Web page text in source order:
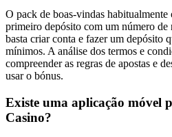
O pack de boas-vindas
primeiro depósito com um número de
basta criar conta e fazer um depósito
mínimos. A análise dos termos e
compreender as regras de apostas e
usar o bónus.
Existe uma aplicação móvel
Casino?